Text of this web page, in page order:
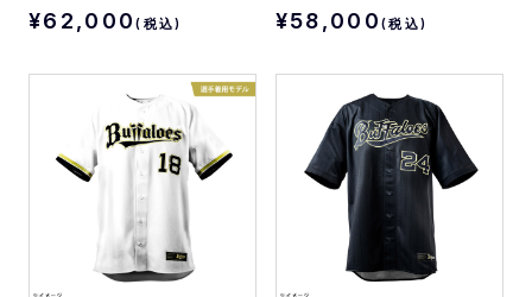
¥62,000(税込) ¥58,000(税込)